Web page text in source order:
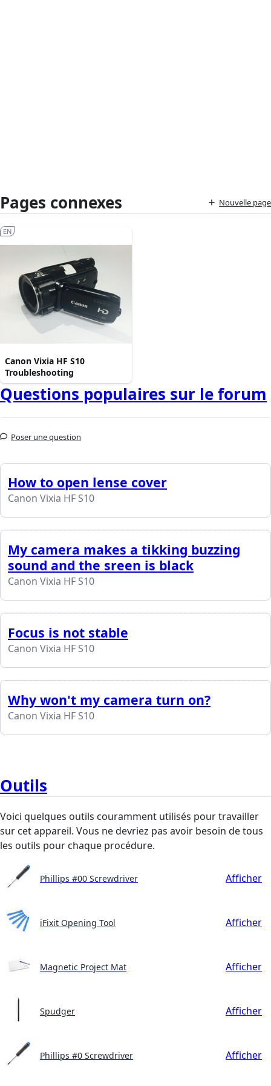
Pages connexes Nouvelle page
Canon Vixia HF S10
Troubleshooting
EN
Questions populaires sur le forum
Poser une question
How to open lense cover
Canon Vixia HF S10
My camera makes a tikking buzzing
sound and the sreen is black
Canon Vixia HF S10
Focus is not stable
Canon Vixia HF S10
Why won't my camera turn on?
Canon Vixia HF S10
Outils
Voici quelques outils couramment utilisés pour travailler
sur cet appareil. Vous ne devriez pas avoir besoin de tous
les outils pour chaque procédure.
Phillips #00 Screwdriver Afficher
iFixit Opening Tool Afficher
Magnetic Project Mat Afficher
Spudger Afficher
Phillips #0 Screwdriver Afficher